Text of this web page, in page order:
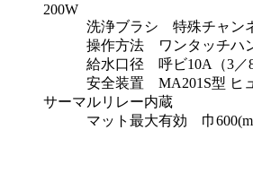
200W
洗浄ブラシ 特殊チャンネ
操作方法 ワンタッチハン
給水口径 呼ビ10A（3／
安全装置 MA201S型 ヒ
サーマルリレー内蔵
マット最大有効 巾